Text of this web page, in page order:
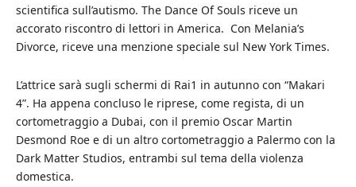
scientifica sull’autismo. The Dance Of Souls riceve un
accorato riscontro di lettori in America. Con Melania’s
Divorce, riceve una menzione speciale sul New York Times.
L’attrice sarà sugli schermi di Rai1 in autunno con “Makari
4”. Ha appena concluso le riprese, come regista, di un
cortometraggio a Dubai, con il premio Oscar Martin
Desmond Roe e di un altro cortometraggio a Palermo con la
Dark Matter Studios, entrambi sul tema della violenza
domestica.